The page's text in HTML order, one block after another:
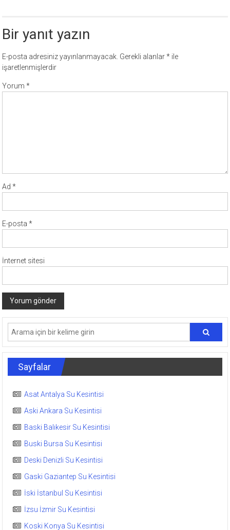
Bir yanıt yazın
E-posta adresiniz yayınlanmayacak. Gerekli alanlar* ile
işaretlenmişlerdir
Yorum*
Ad*
E-posta*
İnternet sitesi
Sayfalar
Asat Antalya Su Kesintisi
Aski Ankara Su Kesintisi
Baski Balıkesir Su Kesintisi
Buski Bursa Su Kesintisi
Deski Denizli Su Kesintisi
Gaski Gaziantep Su Kesintisi
İski İstanbul Su Kesintisi
İzsu İzmir Su Kesintisi
Koski Konya Su Kesintisi